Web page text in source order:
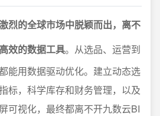
烈的全球市场中脱颖而出，离不
效的数据工具。从选品、运营到
能用数据驱动优化。建立动态选
标，科学库存和财务管理，以及
可视化，最终都离不开九数云BI